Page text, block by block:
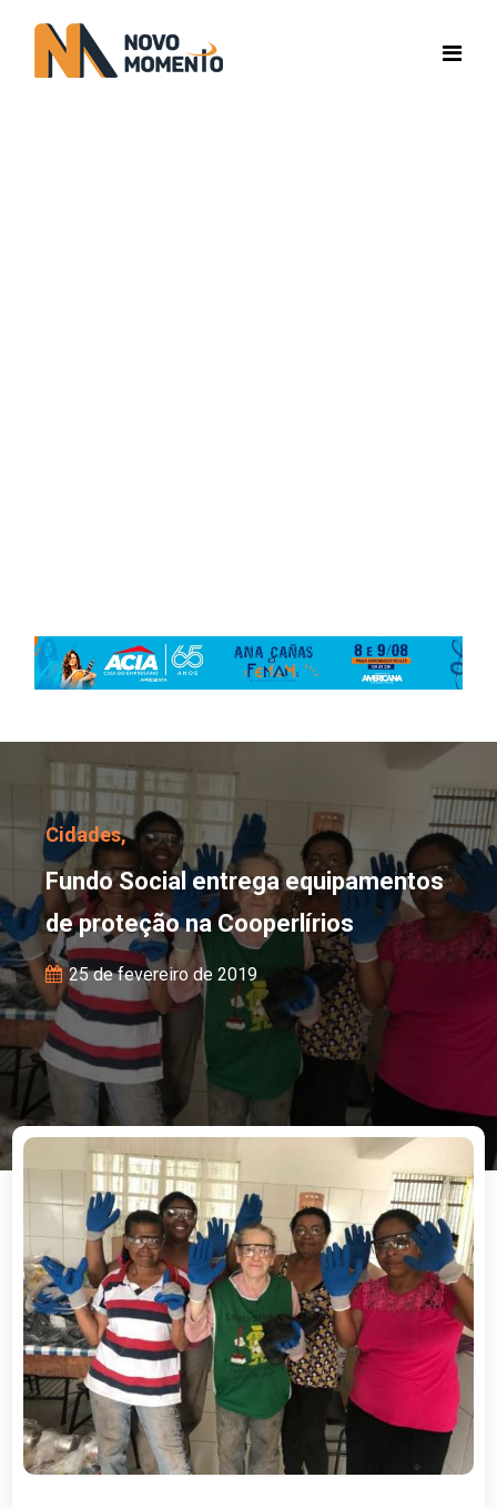
Fundo Social entrega
Cidades,
Fundo Social entrega equipamentos
de proteção na Cooperlírios
25 de fevereiro de 2019